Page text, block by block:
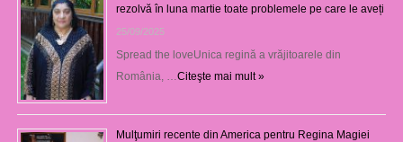
rezolvă în luna martie toate problemele pe care le aveți
25/09/2025
Spread the loveUnica regină a vrăjitoarele din
România, … Citeşte mai mult »
Mulţumiri recente din America pentru Regina Magiei